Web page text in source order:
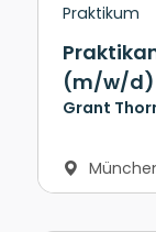
Praktikum
(m/w/d)
Grant